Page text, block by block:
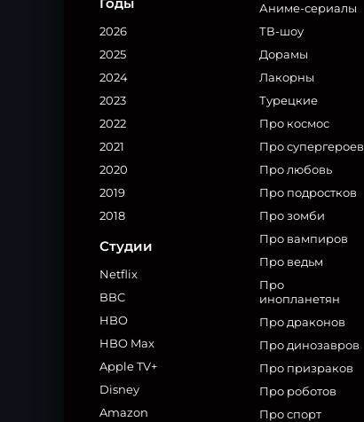
2026
2025
2024
2023
2022
2021
2020
2019
2018
Студии
Netflix
BBC
HBO
HBO Max
Apple TV+
Disney
Amazon
Аниме-сериалы
ТВ-шоу
Дорамы
Лакорны
Турецкие
Про космос
Про супергероев
Про любовь
Про подростков
Про зомби
Про вампиров
Про ведьм
Про
инопланетян
Про драконов
Про динозавров
Про призраков
Про роботов
Про спорт